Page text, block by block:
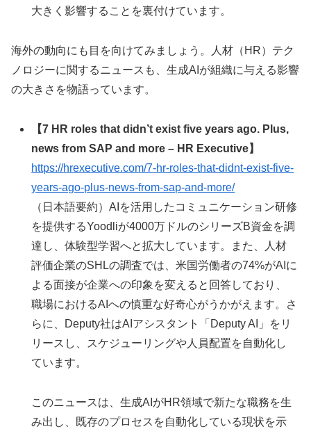
大きく影響することを裏付けています。
海外の動向にも目を向けてみましょう。人材（HR）テク
ノロジーに関するニュースも、生成AIが組織に与える影響
の大きさを物語っています。
【7 HR roles that didn’t exist five years ago. Plus,
news from SAP and more – HR Executive】
https://hrexecutive.com/7-hr-roles-that-didnt-exist-five-
years-ago-plus-news-from-sap-and-more/
（日本語要約）AIを活用したコミュニケーション研修
を提供するYoodliが4000万ドルのシリーズB資金を調
達し、体験型学習へと拡大しています。また、人材
評価企業のSHLの調査では、米国労働者の74%がAIに
よる面接が企業への印象を変えると回答しており、
職場におけるAIへの慎重な好奇心がうかがえます。さ
らに、Deputy社はAIアシスタント「Deputy AI」をリ
リースし、スケジューリングや人員配置を自動化し
ています。
このニュースは、生成AIがHR領域で新たな職務を生
み出し、既存のプロセスを自動化している現状を示